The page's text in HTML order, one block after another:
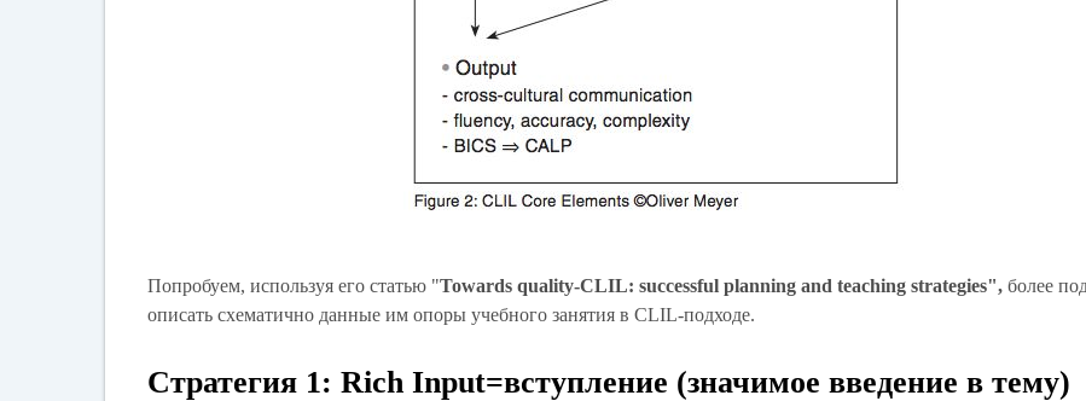
Попробуем, используя его статью "Towards quality-CLIL: successful planning and teaching strategies",более
описать схематично данные им опоры учебного занятия в CLIL-подходе.
Стратегия 1: Rich Input=вступление (значимое введение в тему)